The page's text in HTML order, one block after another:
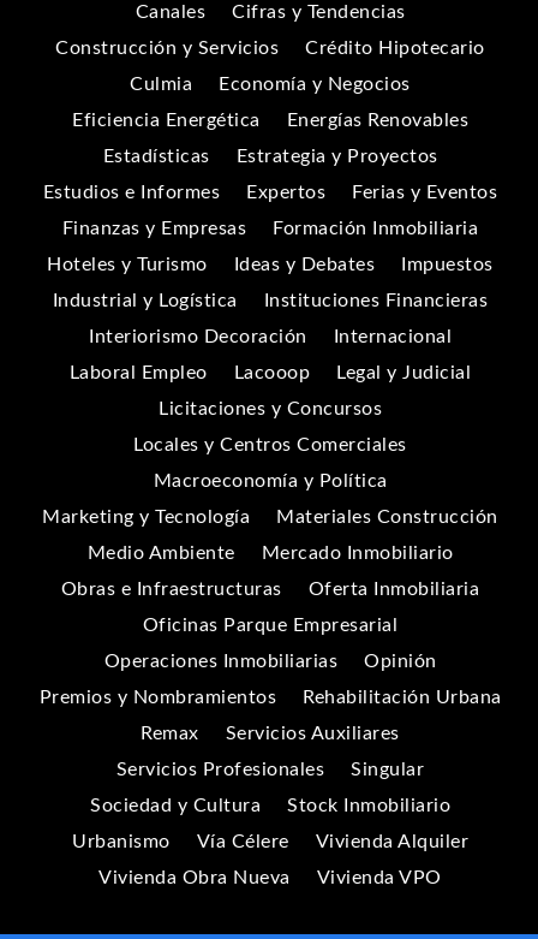
Canales
Cifras y Tendencias
Construcción y Servicios
Crédito Hipotecario
Culmia
Economía y Negocios
Eficiencia Energética
Energías Renovables
Estadísticas
Estrategia y Proyectos
Estudios e Informes
Expertos
Ferias y Eventos
Finanzas y Empresas
Formación Inmobiliaria
Hoteles y Turismo
Ideas y Debates
Impuestos
Industrial y Logística
Instituciones Financieras
Interiorismo Decoración
Internacional
Laboral Empleo
Lacooop
Legal y Judicial
Licitaciones y Concursos
Locales y Centros Comerciales
Macroeconomía y Política
Marketing y Tecnología
Materiales Construcción
Medio Ambiente
Mercado Inmobiliario
Obras e Infraestructuras
Oferta Inmobiliaria
Oficinas Parque Empresarial
Operaciones Inmobiliarias
Opinión
Premios y Nombramientos
Rehabilitación Urbana
Remax
Servicios Auxiliares
Servicios Profesionales
Singular
Sociedad y Cultura
Stock Inmobiliario
Urbanismo
Vía Célere
Vivienda Alquiler
Vivienda Obra Nueva
Vivienda VPO